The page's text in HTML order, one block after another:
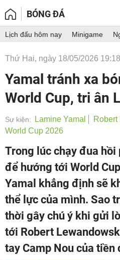
BÓNG ĐÁ
Lịch đấu hôm nay Minigame
Thứ Hai, ngày 18/05/2026
Yamal tránh xa
World Cup, tri ân
Sự kiện: Lamine Yamal
World Cup 2026
Trong lúc chạy đua hồi
để hướng tới World
Yamal khẳng định sẽ
thể lực của mình. Sao
thời gây chú ý khi gửi
tới Robert
tay Camp Nou của tiền